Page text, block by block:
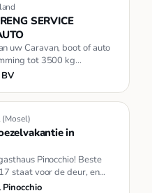
SERVICE
uw Caravan, boot of auto
tot 3500 kg
met …
(Mosel)
in
Pinocchio! Beste
staat voor de deur, en